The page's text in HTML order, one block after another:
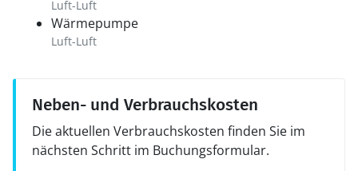
Solarpaneele auf den Dächern erzeugt.
Luft-Luft
Wärmepumpe
Luft-Luft
Neben- und Verbrauchskosten
Die aktuellen Verbrauchskosten finden Sie im
nächsten Schritt im Buchungsformular.